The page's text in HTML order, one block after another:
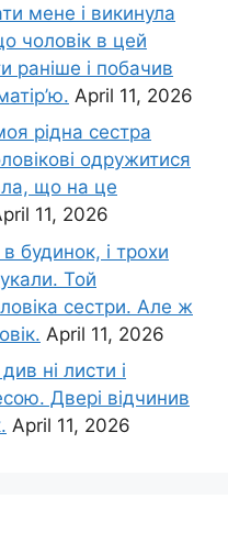
мене і викинула
чоловік в цей
раніше і побачив
April 11, 2026
рідна сестра
одружитися
що на це
11, 2026
будинок, і трохи
Той
сестри. Але ж
April 11, 2026
ні листи і
Двері відчинив
April 11, 2026